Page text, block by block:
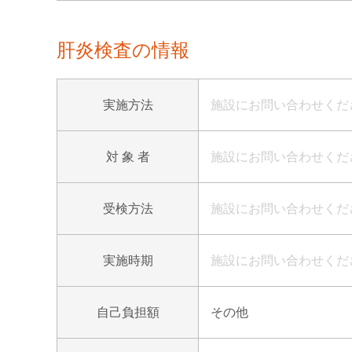
肝炎検査の情報
実施方法 施設にお問い合わせくだ
対 象 者 施設にお問い合わせくだ
受検方法 施設にお問い合わせくだ
実施時期 施設にお問い合わせくだ
自己負担額 その他